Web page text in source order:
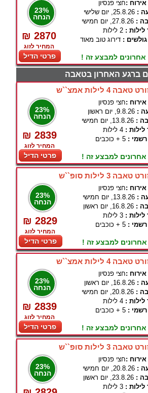
23%
הנחה
₪ 2870
המחיר לזוג
פרטי הדיל
:חצי פנסיון
: 25.8.26, יום שלישי
: 27.8.26, יום חמישי
: 2 לילות
גולשים : דירוג טוב מאוד
אחרונים למבצע זה !
ברגע האחרון בטאבה
4 לילות אמצ``ש
23%
הנחה
₪ 2839
המחיר לזוג
פרטי הדיל
:חצי פנסיון
: 9.8.26, יום ראשון
: 13.8.26, יום חמישי
: 4 לילות
רשמי : 5 + כוכבים
אחרונים למבצע זה !
3 לילות סופ``ש
23%
הנחה
₪ 2829
המחיר לזוג
פרטי הדיל
:חצי פנסיון
: 13.8.26, יום חמישי
: 16.8.26, יום ראשון
: 3 לילות
רשמי : 5 + כוכבים
אחרונים למבצע זה !
4 לילות אמצ``ש
23%
הנחה
₪ 2839
המחיר לזוג
פרטי הדיל
:חצי פנסיון
: 16.8.26, יום ראשון
: 20.8.26, יום חמישי
: 4 לילות
רשמי : 5 + כוכבים
אחרונים למבצע זה !
3 לילות סופ``ש
23%
הנחה
:חצי פנסיון
: 20.8.26, יום חמישי
: 23.8.26, יום ראשון
: 3 לילות